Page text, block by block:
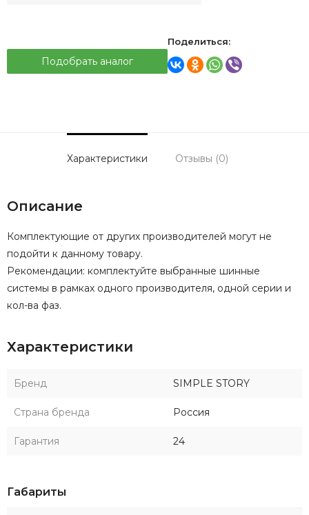
Подобрать аналог
Поделиться:
Характеристики Отзывы (0)
Описание
Комплектующие от других производителей могут не
подойти к данному товару.
Рекомендации: комплектуйте выбранные шинные
системы в рамках одного производителя, одной серии и
кол-ва фаз.
Характеристики
Бренд SIMPLE STORY
Страна бренда Россия
Гарантия 24
Габариты